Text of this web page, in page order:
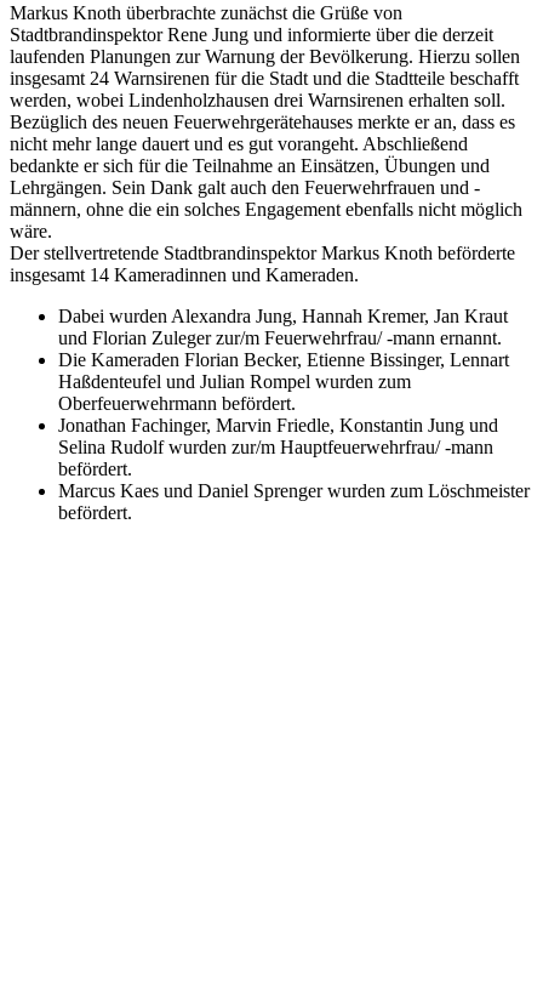
Markus Knoth überbrachte zunächst die Grüße von
Stadtbrandinspektor Rene Jung und informierte über die derzeit
laufenden Planungen zur Warnung der Bevölkerung. Hierzu sollen
insgesamt 24 Warnsirenen für die Stadt und die Stadtteile beschafft
werden, wobei Lindenholzhausen drei Warnsirenen erhalten soll.
Bezüglich des neuen Feuerwehrgerätehauses merkte er an, dass es
nicht mehr lange dauert und es gut vorangeht. Abschließend
bedankte er sich für die Teilnahme an Einsätzen, Übungen und
Lehrgängen. Sein Dank galt auch den Feuerwehrfrauen und -
männern, ohne die ein solches Engagement ebenfalls nicht möglich
wäre.
Der stellvertretende Stadtbrandinspektor Markus Knoth beförderte
insgesamt 14 Kameradinnen und Kameraden.
Dabei wurden Alexandra Jung, Hannah Kremer, Jan Kraut
und Florian Zuleger zur/m Feuerwehrfrau/ -mann ernannt.
Die Kameraden Florian Becker, Etienne Bissinger, Lennart
Haßdenteufel und Julian Rompel wurden zum
Oberfeuerwehrmann befördert.
Jonathan Fachinger, Marvin Friedle, Konstantin Jung und
Selina Rudolf wurden zur/m Hauptfeuerwehrfrau/ -mann
befördert.
Marcus Kaes und Daniel Sprenger wurden zum Löschmeister
befördert.